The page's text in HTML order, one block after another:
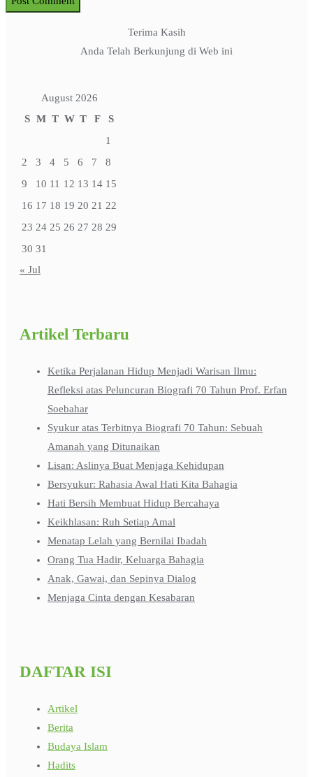
Terima Kasih
Anda Telah Berkunjung di Web ini
August 2026
S M T W T F
S
1
2
3 4 5 6 7
8
9
10 11 12 13 14 15
16 17 18 19 20 21 22
23 24 25 26 27 28 29
30 31
« Jul
Artikel Terbaru
Ketika Perjalanan Hidup Menjadi Warisan Ilmu:
Refleksi atas Peluncuran Biografi 70 Tahun Prof. Erfan
Soebahar
Syukur atas Terbitnya Biografi 70 Tahun: Sebuah
Amanah yang Ditunaikan
Lisan: Aslinya Buat Menjaga Kehidupan
Bersyukur: Rahasia Awal Hati Kita Bahagia
Hati Bersih Membuat Hidup Bercahaya
Keikhlasan: Ruh Setiap Amal
Menatap Lelah yang Bernilai Ibadah
Orang Tua Hadir, Keluarga Bahagia
Anak, Gawai, dan Sepinya Dialog
Menjaga Cinta dengan Kesabaran
DAFTAR ISI
Artikel
Berita
Budaya Islam
Hadits